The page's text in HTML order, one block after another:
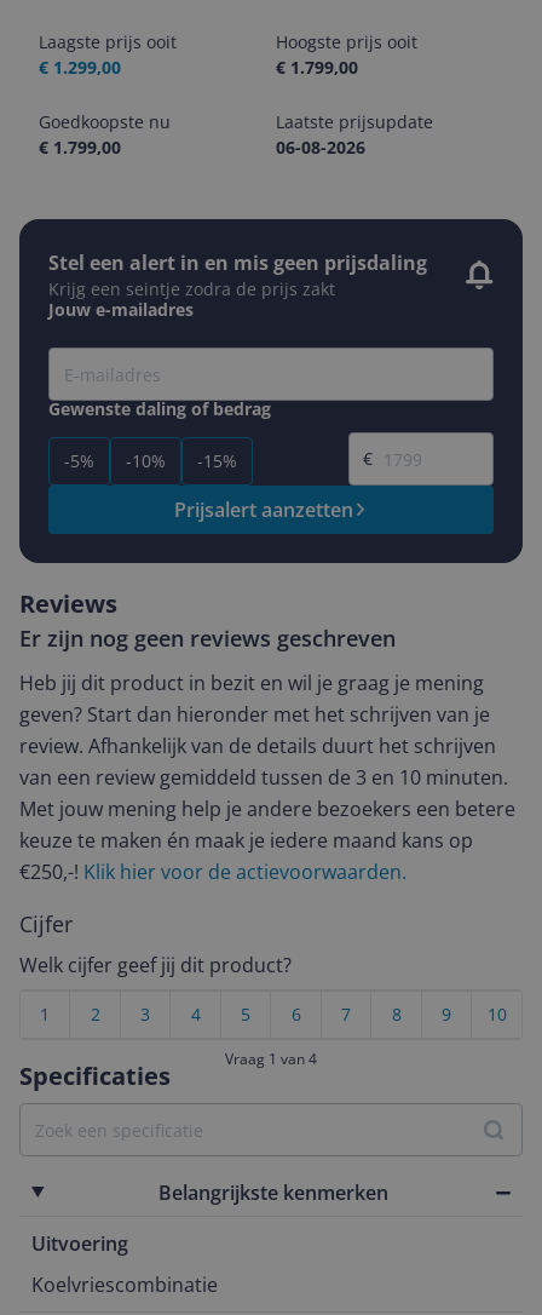
Laagste prijs ooit
€ 1.299,00
Hoogste prijs ooit
€ 1.799,00
Goedkoopste nu
€ 1.799,00
Laatste prijsupdate
06-08-2026
Stel een alert in en mis geen prijsdaling
Krijg een seintje zodra de prijs zakt
Jouw e-mailadres
Gewenste daling of bedrag
-5% -10% -15%
Gewenste prijs
€
Prijsalert aanzetten
Specificaties
Belangrijkste kenmerken
Uitvoering
Koelvriescombinatie
Reviews
Er zijn nog geen reviews geschreven
Heb jij dit product in bezit en wil je graag je mening
geven? Start dan hieronder met het schrijven van je
review. Afhankelijk van de details duurt het schrijven
van een review gemiddeld tussen de 3 en 10 minuten.
Met jouw mening help je andere bezoekers een betere
keuze te maken én maak je iedere maand kans op
€250,-! Klik hier voor de actievoorwaarden.
Cijfer
Welk cijfer geef jij dit product?
10
9
8
7
6
5
4
3
2
1
Vraag 1 van 4